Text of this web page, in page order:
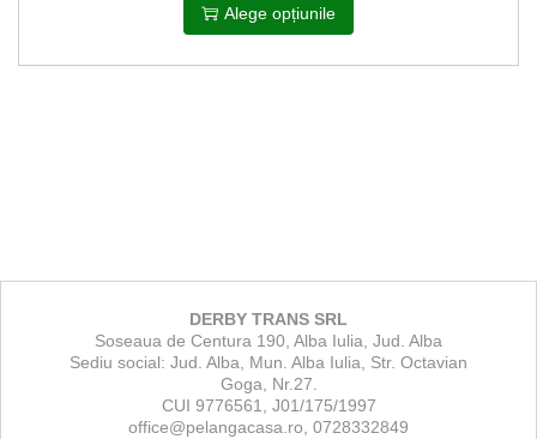
Alege opțiunile
DERBY TRANS SRL
Soseaua de Centura 190, Alba Iulia, Jud. Alba
Sediu social: Jud. Alba, Mun. Alba Iulia, Str. Octavian
Goga, Nr.27.
CUI 9776561, J01/175/1997
office@pelangacasa.ro, 0728332849